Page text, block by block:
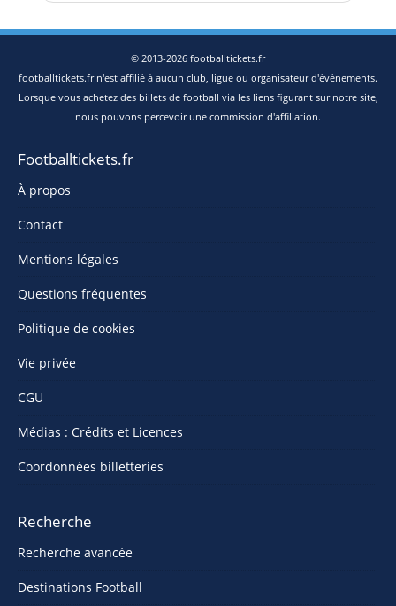
© 2013-2026 footballtickets.fr
footballtickets.fr n'est affilié à aucun club, ligue ou organisateur d'événements.
Lorsque vous achetez des billets de football via les liens figurant sur notre site,
nous pouvons percevoir une commission d'affiliation.
Footballtickets.fr
À propos
Contact
Mentions légales
Questions fréquentes
Politique de cookies
Vie privée
CGU
Médias : Crédits et Licences
Coordonnées billetteries
Recherche
Recherche avancée
Destinations Football